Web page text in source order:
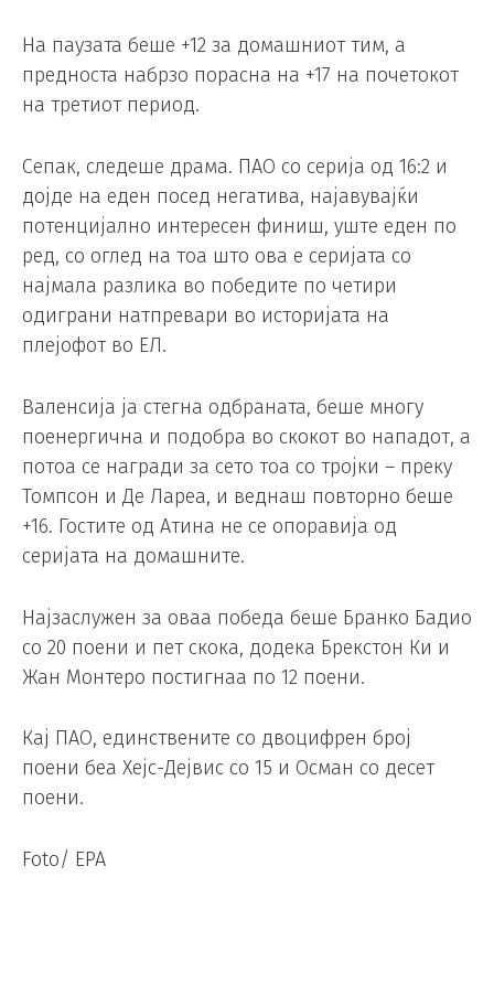
На паузата беше +12 за домашниот тим, а
предноста набрзо порасна на +17 на почетокот
на третиот период.
Сепак, следеше драма. ПАО со серија од 16:2 и
дојде на еден посед негатива, најавувајќи
потенцијално интересен финиш, уште еден по
ред, со оглед на тоа што ова е серијата со
најмала разлика во победите по четири
одиграни натпревари во историјата на
плејофот во ЕЛ.
Валенсија ја стегна одбраната, беше многу
поенергична и подобра во скокот во нападот, а
потоа се награди за сето тоа со тројки – преку
Томпсон и Де Лареа, и веднаш повторно беше
+16. Гостите од Атина не се опоравија од
серијата на домашните.
Најзаслужен за оваа победа беше Бранко Бадио
со 20 поени и пет скока, додека Брекстон Ки и
Жан Монтеро постигнаа по 12 поени.
Кај ПАО, единствените со двоцифрен број
поени беа Хејс-Дејвис со 15 и Осман со десет
поени.
Foto/ EPA